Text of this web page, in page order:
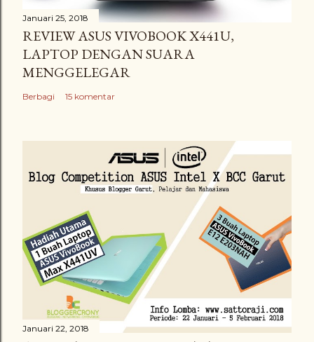
Januari 25, 2018
REVIEW ASUS VIVOBOOK X441U,
LAPTOP DENGAN SUARA
MENGGELEGAR
Berbagi 15 komentar
Januari 22, 2018